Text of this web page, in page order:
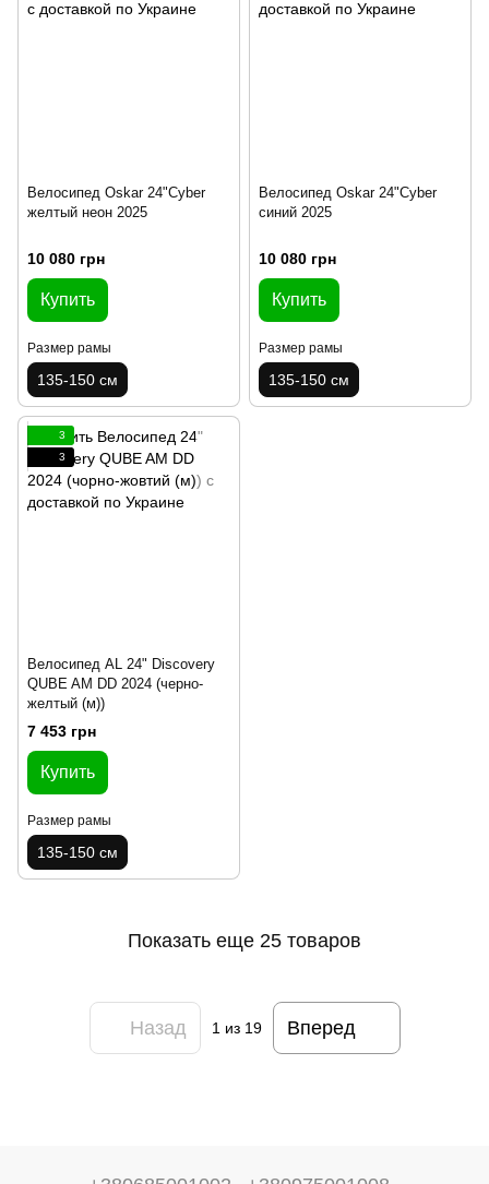
Велосипед Oskar 24"Cyber
желтый неон 2025
10 080 грн
Купить
Размер рамы
135-150 см
Велосипед Oskar 24"Cyber
синий 2025
10 080 грн
Купить
Размер рамы
135-150 см
3
3
Велосипед AL 24" Discovery
QUBE AM DD 2024 (черно-
желтый (м))
7 453 грн
Купить
Размер рамы
135-150 см
Показать еще 25 товаров
Назад 1 из 19 Вперед